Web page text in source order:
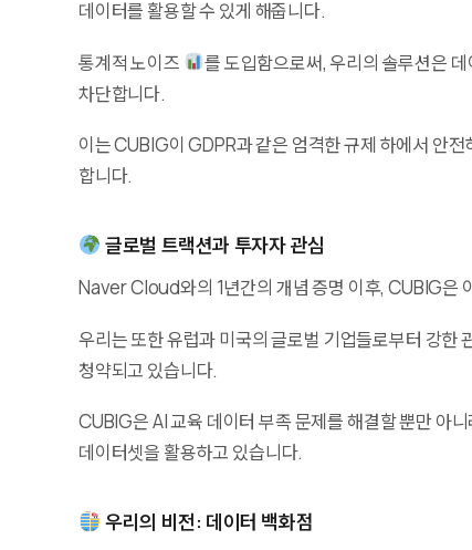
데이터를 활용할 수 있게 해줍니다.
통계적 노이즈
를 도입함으로써, 우리의 솔루션은
차단합니다.
이는 CUBIG이 GDPR과 같은 엄격한 규제 하에서 안
합니다.
글로벌 트랙션과 투자자 관심
Naver Cloud와의 1년간의 개념 증명 이후, CUBIG은
우리는 또한 유럽과 미국의 글로벌 기업들로부터 강한
청약되고 있습니다.
CUBIG은 AI 교육 데이터 부족 문제를 해결할 뿐만 아
데이터셋을 활용하고 있습니다.
우리의 비전: 데이터 백화점